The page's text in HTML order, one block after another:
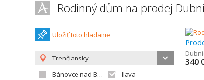
Rodinný dům na prodej
Uložiť toto hladanie
Trenčiansky
Bánovce nad Bebravou
Ilava
340